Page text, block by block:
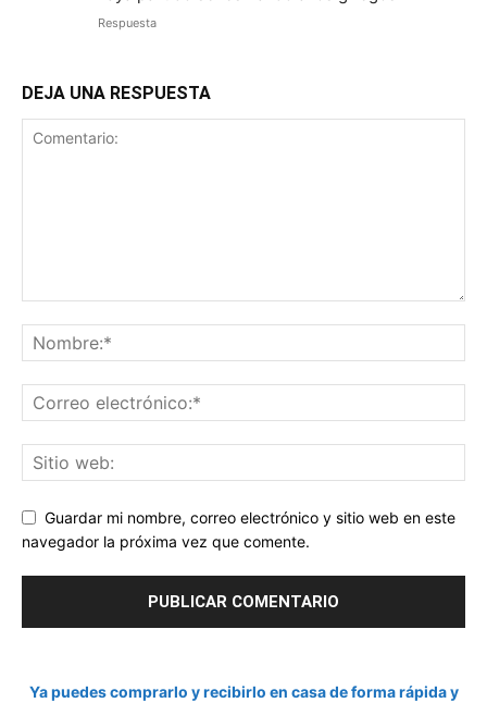
Respuesta
DEJA UNA RESPUESTA
Guardar mi nombre, correo electrónico y sitio web en este
navegador la próxima vez que comente.
Ya puedes comprarlo y recibirlo en casa de forma rápida y